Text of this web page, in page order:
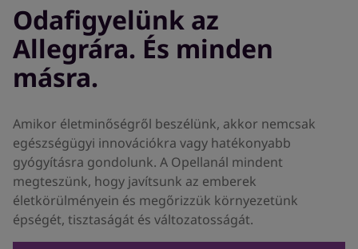
Odafigyelünk az
Allegrára. És minden
másra.
Amikor életminőségről beszélünk, akkor nemcsak
egészségügyi innovációkra vagy hatékonyabb
gyógyításra gondolunk. A Opellanál mindent
megteszünk, hogy javítsunk az emberek
életkörülményein és megőrizzük környezetünk
épségét, tisztaságát és változatosságát.